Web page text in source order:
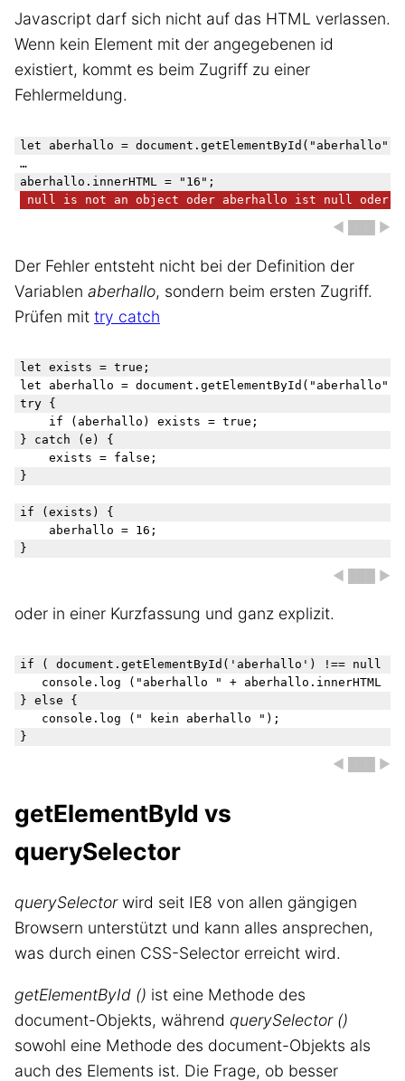
Javascript darf sich nicht auf das HTML verlassen.
Wenn kein Element mit der angegebenen id
existiert, kommt es beim Zugriff zu einer
Fehlermeldung.
let aberhallo = document.getElementById("aberhallo");
…
null is not an object oder aberhallo ist null oder
◀ ███ ▶
Der Fehler entsteht nicht bei der Definition der
Variablen aberhallo, sondern beim ersten Zugriff.
Prüfen mit try catch
let exists = true;
let aberhallo = document.getElementById("aberhallo");
try {
    if (aberhallo) exists = true;
} catch (e) {
    exists = false;
}
if (exists) {
    aberhallo = 16;
◀ ███ ▶
oder in einer Kurzfassung und ganz explizit.
if ( document.getElementById('aberhallo') !== null
   console.log ("aberhallo " + aberhallo.innerHTML );
} else {
   console.log (" kein aberhallo ");
◀ ███ ▶
getElementById vs
querySelector
querySelectorwird seit IE8 von allen gängigen
Browsern unterstützt und kann alles ansprechen,
was durch einen CSS-Selector erreicht wird.
getElementById () ist eine Methode des
document-Objekts, während querySelector ()
sowohl eine Methode des document-Objekts als
auch des Elements ist. Die Frage, ob besser